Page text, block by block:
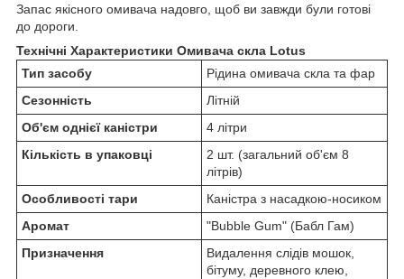
Запас якісного омивача надовго, щоб ви завжди були готові
до дороги.
Технічні Характеристики Омивача скла Lotus
Тип засобу
Рідина омивача скла та фар
Сезонність
Літній
Об'єм однієї каністри
4 літри
Кількість в упаковці
2 шт. (загальний об'єм 8
літрів)
Особливості тари
Каністра з насадкою-носиком
Аромат
"Bubble Gum" (Бабл Гам)
Призначення
Видалення слідів мошок,
бітуму, деревного клею,